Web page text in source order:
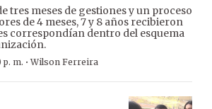
tres meses de gestiones y un proceso
de 4 meses, 7 y 8 años recibieron
correspondían dentro del esquema
p. m. ·Wilson Ferreira